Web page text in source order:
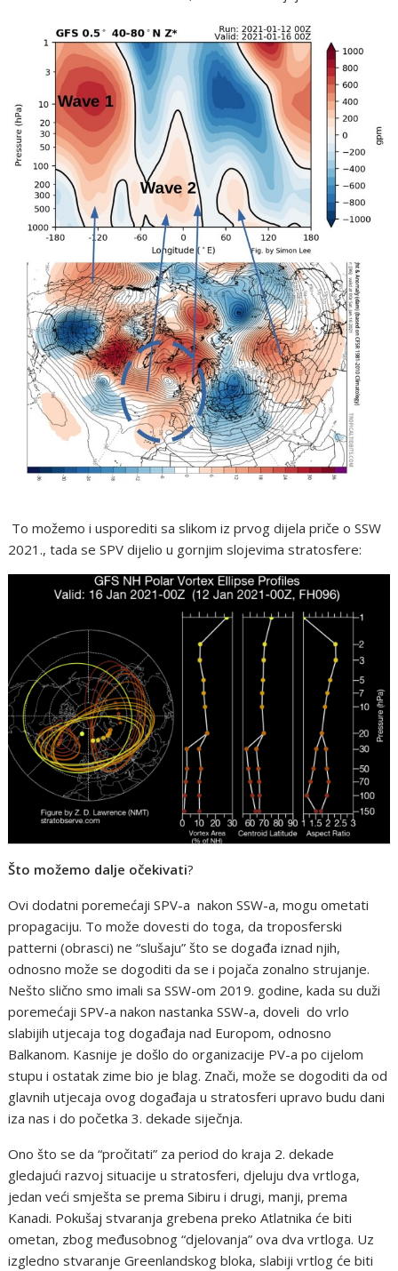
To možemo i usporediti sa slikom iz prvog dijela priče o SSW
2021., tada se SPV dijelio u gornjim slojevima stratosfere:
Što možemo dalje očekivati?
Ovi dodatni poremećaji SPV-a nakon SSW-a, mogu ometati
propagaciju. To može dovesti do toga, da troposferski
patterni (obrasci) ne “slušaju” što se događa iznad njih,
odnosno može se dogoditi da se i pojača zonalno strujanje.
Nešto slično smo imali sa SSW-om 2019. godine, kada su duži
poremećaji SPV-a nakon nastanka SSW-a, doveli do vrlo
slabijih utjecaja tog događaja nad Europom, odnosno
Balkanom. Kasnije je došlo do organizacije PV-a po cijelom
stupu i ostatak zime bio je blag. Znači, može se dogoditi da od
glavnih utjecaja ovog događaja u stratosferi upravo budu dani
iza nas i do početka 3. dekade siječnja.
Ono što se da “pročitati” za period do kraja 2. dekade
gledajući razvoj situacije u stratosferi, djeluju dva vrtloga,
jedan veći smješta se prema Sibiru i drugi, manji, prema
Kanadi. Pokušaj stvaranja grebena preko Atlatnika će biti
ometan, zbog međusobnog “djelovanja” ova dva vrtloga. Uz
izgledno stvaranje Greenlandskog bloka, slabiji vrtlog će biti